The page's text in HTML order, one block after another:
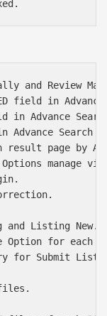
and Review
field in
in Advance
Advance
result page by
manage
and Listing New.
Option for each
for Submit
files.